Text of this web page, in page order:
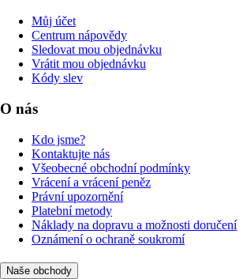
Můj účet
Centrum nápovědy
Sledovat mou objednávku
Vrátit mou objednávku
Kódy slev
O nás
Kdo jsme?
Kontaktujte nás
Všeobecné obchodní podmínky
Vrácení a vrácení peněz
Právní upozornění
Platební metody
Náklady na dopravu a možnosti doručení
Oznámení o ochraně soukromí
Naše obchody